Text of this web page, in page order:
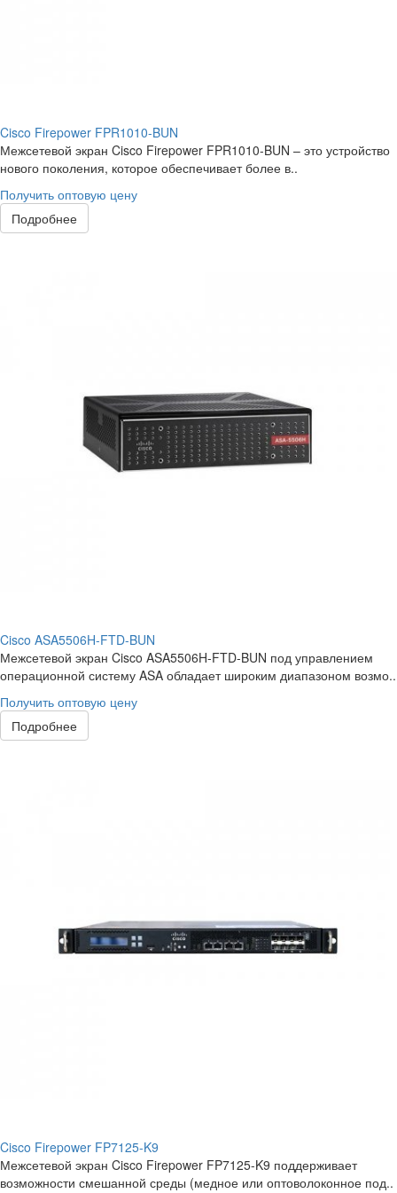
Cisco Firepower FPR1010-BUN
Межсетевой экран Cisco Firepower FPR1010-BUN – это устройство
нового поколения, которое обеспечивает более в..
Получить оптовую цену
Подробнее
Cisco ASA5506H-FTD-BUN
Межсетевой экран Cisco ASA5506H-FTD-BUN под управлением
операционной систему ASA обладает широким диапазоном возмо..
Получить оптовую цену
Подробнее
Cisco Firepower FP7125-K9
Межсетевой экран Cisco Firepower FP7125-K9 поддерживает
возможности смешанной среды (медное или оптоволоконное под..